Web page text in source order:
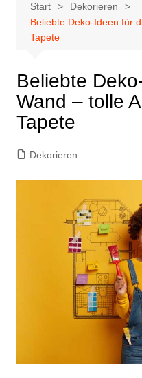
Start
Dekorieren
Beliebte Deko-Ideen für
Tapete
Beliebte
Wand – tolle
Tapete
Dekorieren